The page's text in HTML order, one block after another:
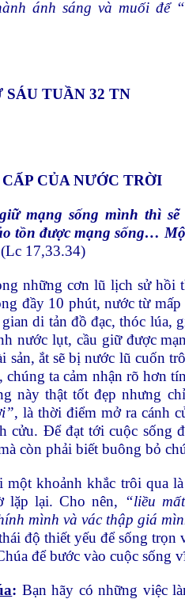
ánh sáng và muối để “
SÁU TUẦN 32 TN
CỦA NƯỚC TRỜI
mạng sống mình thì
tồn được mạng sống…
(Lc 17,33.34)
những cơn lũ lịch sử hồi
đầy 10 phút, nước từ mấp
di tản đồ đạc, thóc lúa,
nước lụt, cầu giữ được
sản, ắt sẽ bị nước lũ cuốn
chúng ta cảm nhận rõ hơn
này thật tốt đẹp nhưng
, là thời điểm mở ra cánh
cửu. Để đạt tới cuộc sống
còn phải biết buông bỏ
một khoảnh khắc trôi qua
lặp lại. Cho nên, “liều
mình và vác thập giá
độ thiết yếu để sống trọn
để bước vào cuộc sống
: Bạn hãy có những việc